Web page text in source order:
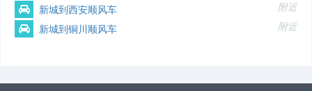
新城到西安顺风车 附近
新城到铜川顺风车 附近